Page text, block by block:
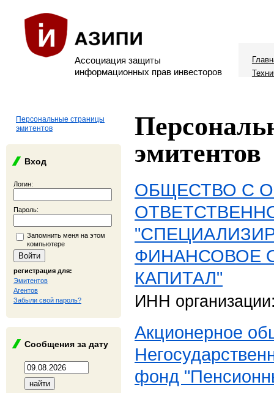
Ассоциация защиты
информационных прав инвесторов
Персональные страницы
эмитентов
Вход
Логин:
Пароль:
Запомнить меня на этом
компьютере
регистрация для:
Эмитентов
Агентов
Забыли свой пароль?
Сообщения за дату
эмитентов
ОБЩЕСТВО С
ФИНАНСОВОЕ
КАПИТАЛ"
ИНН
Акционерное
фонд